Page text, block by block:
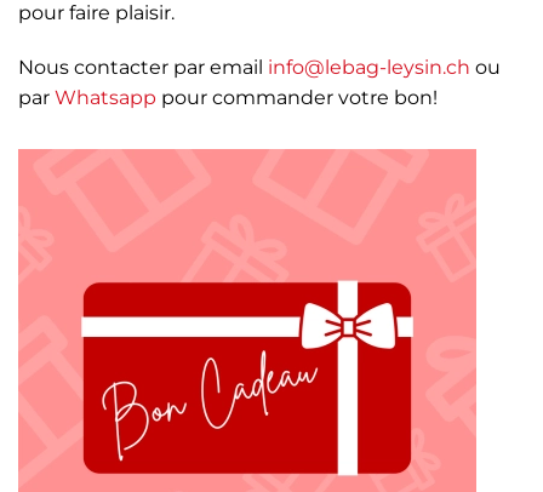
pour faire plaisir.
Nous contacter par email info@lebag-leysin.ch ou
par Whatsapp pour commander votre bon!